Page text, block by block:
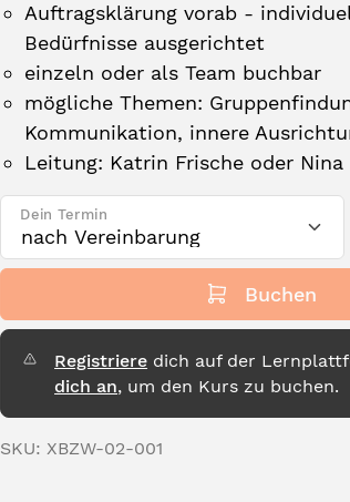
Auftragsklärung vorab -
Bedürfnisse ausgerichtet
einzeln oder als Team buchbar
mögliche Themen:
Kommunikation, innere
Leitung: Katrin Frische oder
Dein Termin
Buchen
Registriere dich auf der
dich an, um den Kurs zu buchen.
SKU: XBZW-02-001